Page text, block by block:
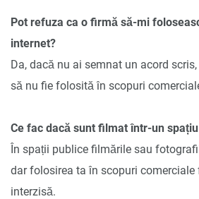
Pot refuza ca o firmă să-mi
internet?
Da, dacă nu ai semnat un acord
să nu fie folosită în scopuri
Ce fac dacă sunt filmat într-un
În spații publice filmările sau
dar folosirea ta în scopuri comerciale
interzisă.